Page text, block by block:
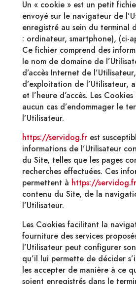
Un « cookie » est un petit
envoyé sur le navigateur de
enregistré au sein du terminal
: ordinateur, smartphone), (ci-
Ce fichier comprend des
le nom de domaine de
d’accès Internet de
d’exploitation de l’Utilisateur,
et l’heure d’accès. Les
aucun cas d’endommager le
l’Utilisateur.
https://servidog.frest
informations de l’Utilisateur
du Site, telles que les pages
recherches effectuées. Ces
permettent à https://servidog.fr
contenu du Site, de la
l’Utilisateur.
Les Cookies facilitant la
fourniture des services
l’Utilisateur peut configurer
qu’il lui permette de décider
les accepter de manière à ce
soient enregistrés dans le